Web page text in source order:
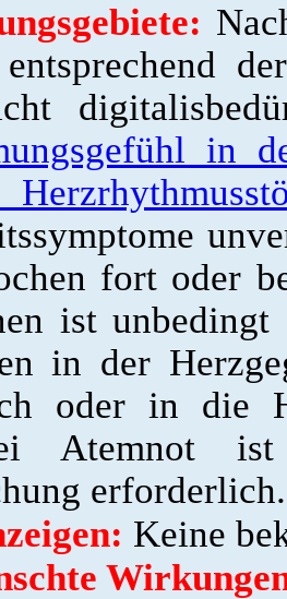
entsprechend
in
fort oder
ist
in der
oder in die
Atemnot ist
erforderlich.
Keine